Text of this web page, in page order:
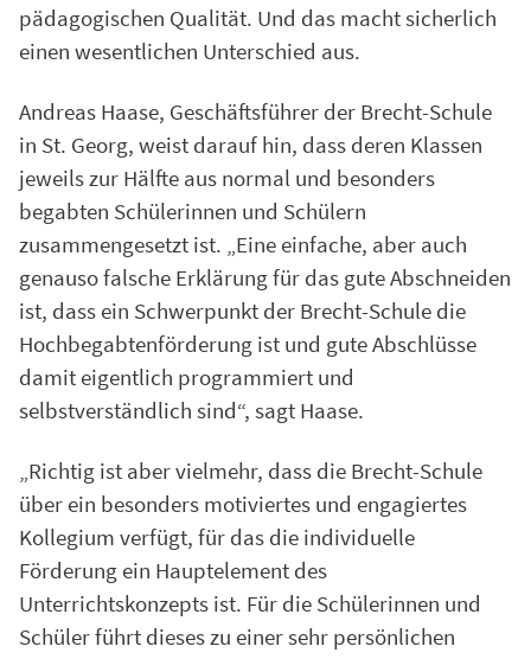
pädagogischen Qualität. Und das macht sicherlich
einen wesentlichen Unterschied aus.
Andreas Haase, Geschäftsführer der Brecht-Schule
in St. Georg, weist darauf hin, dass deren Klassen
jeweils zur Hälfte aus normal und besonders
begabten Schülerinnen und Schülern
zusammengesetzt ist. „Eine einfache, aber auch
genauso falsche Erklärung für das gute Abschneiden
ist, dass ein Schwerpunkt der Brecht-Schule die
Hochbegabtenförderung ist und gute Abschlüsse
damit eigentlich programmiert und
selbstverständlich sind“, sagt Haase.
„Richtig ist aber vielmehr, dass die Brecht-Schule
über ein besonders motiviertes und engagiertes
Kollegium verfügt, für das die individuelle
Förderung ein Hauptelement des
Unterrichtskonzepts ist. Für die Schülerinnen und
Schüler führt dieses zu einer sehr persönlichen